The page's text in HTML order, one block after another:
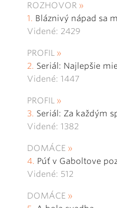
ROZHOVOR
Bláznivý nápad sa
Videné: 2429
PROFIL
Seriál: Najlepšie
Videné: 1447
PROFIL
Seriál: Za každým
Videné: 1382
DOMÁCE
Púť v Gaboltove
Videné: 512
DOMÁCE